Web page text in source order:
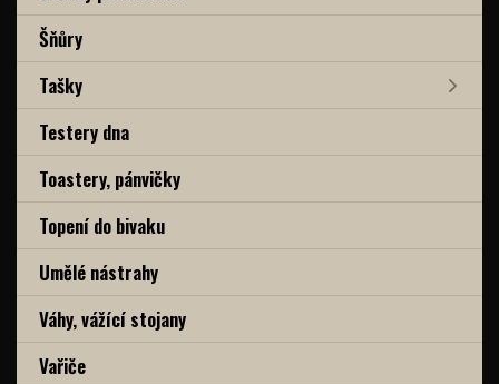
Šňůry
Tašky
Testery dna
Toastery, pánvičky
Topení do bivaku
Umělé nástrahy
Váhy, vážící stojany
Vařiče